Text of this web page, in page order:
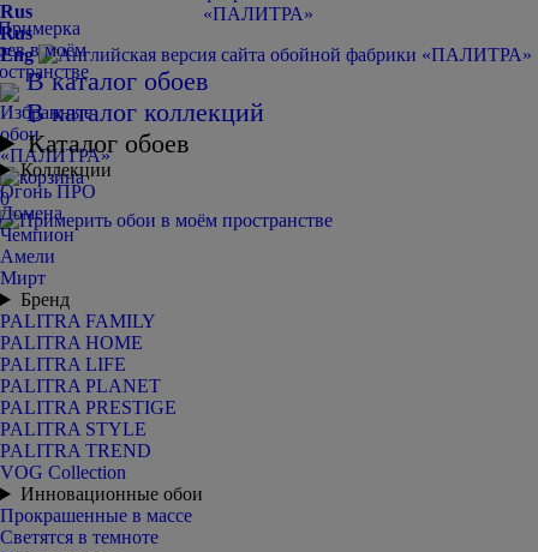
0
Rus
Rus
Eng
В каталог обоев
В каталог коллекций
Каталог обоев
Коллекции
Огонь ПРО
Домена
Чемпион
Амели
Мирт
Бренд
PALITRA FAMILY
PALITRA HOME
PALITRA LIFE
PALITRA PLANET
PALITRA PRESTIGE
PALITRA STYLE
PALITRA TREND
VOG Collection
Инновационные обои
Прокрашенные в массе
Светятся в темноте